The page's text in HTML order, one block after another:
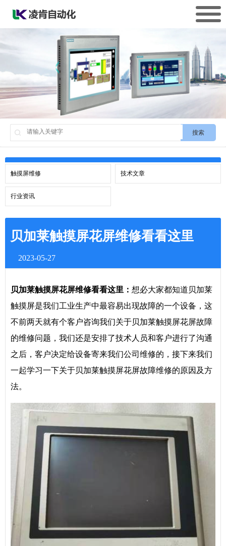
搜索
触摸屏维修 技术文章
行业资讯
贝加莱触摸屏花屏维修看看这里
2023-05-27
贝加莱触摸屏花屏维修看看这里： 想必大家都知道贝加莱
触摸屏是我们工业生产中最容易出现故障的一个设备，这
不前两天就有个客户咨询我们关于贝加莱触摸屏花屏故障
的维修问题，我们还是安排了技术人员和客户进行了沟通
之后，客户决定给设备寄来我们公司维修的，接下来我们
一起学习一下关于贝加莱触摸屏花屏故障维修的原因及方
法。